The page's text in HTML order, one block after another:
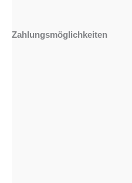
Zahlungsmöglichkeiten